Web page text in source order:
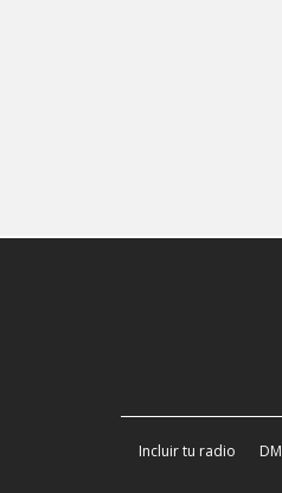
Incluir tu radio